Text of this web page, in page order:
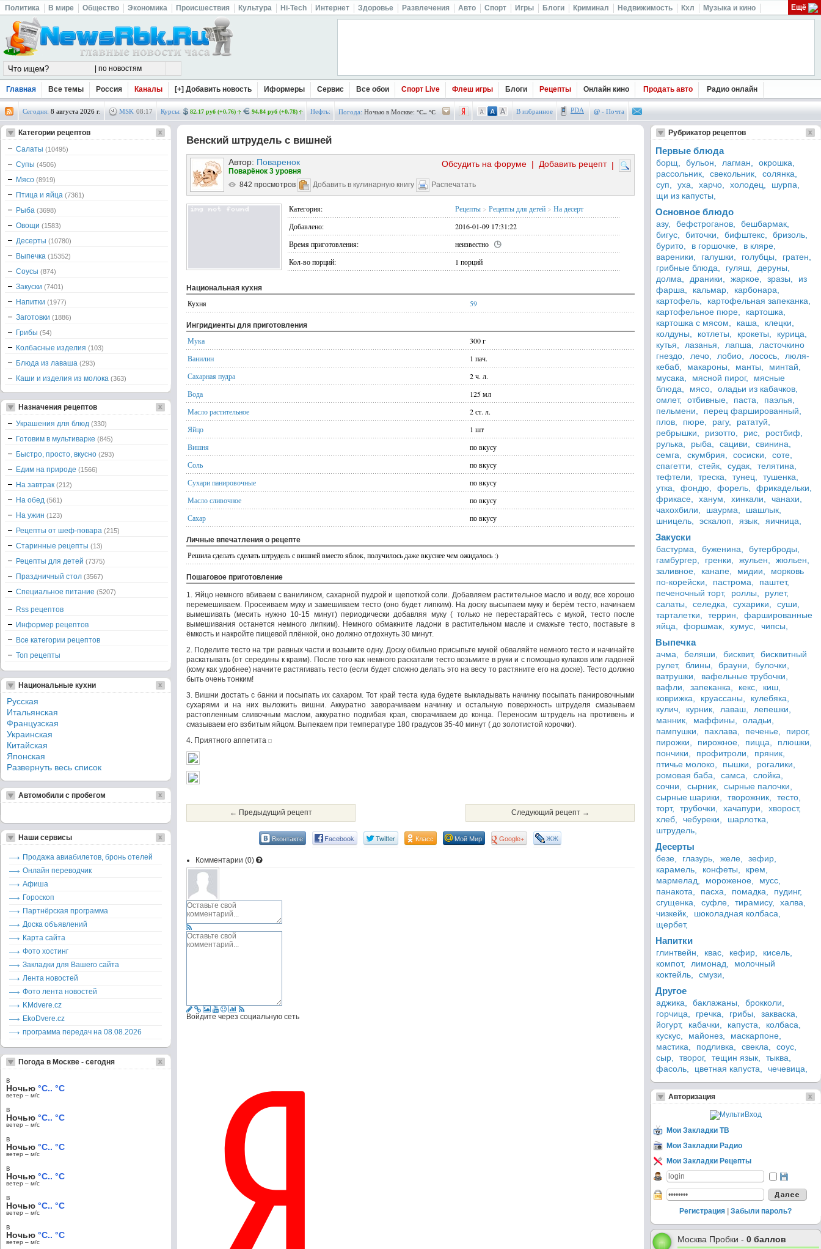
Политика В мире Общество Экономика Происшествия Культура Hi-Tech Интернет Здоровье Развлечения Авто Спорт Игры Блоги Криминал Недвижимость Кхл Музыка и кино Ещё
Главная Все темы Россия Каналы [+] Добавить новость Иформеры Сервис Все обои Спорт Live Флеш игры Блоги Рецепты Онлайн кино Продать авто Радио онлайн
Сегодня: 8 августа 2026 г. MSK 08:17 Курсы: 82.17 руб (+0.76) 94.84 руб (+0.78) Нефть: Погода: Ночью в Москве: °C.. °C В избранное PDA @ - Почта
Венский штрудель с вишней
Автор: Поваренок |
Добавить рецепт
|
Обсудить на форуме
Поварёнок 3 уровня
842 просмотров
Добавить в кулинарную книгу Распечатать
Категория: Рецепты > Рецепты для детей > На десерт
Добавлено:
2016-01-09 17:31:22
Время приготовления:
неизвестно
Кол-во порций:
1 порций
Национальная кухня
Кухня 59
Ингридиенты для приготовления
Мука
300 г
Ванилин
1 пач.
Сахарная пудра
2 ч. л.
Вода
125 мл
Масло растительное
2 ст. л.
Яйцо
1 шт
Вишня
по вкусу
Соль
по вкусу
Сухари панировочные
по вкусу
Масло сливочное
по вкусу
Сахар
по вкусу
Личные впечатления о рецепте
Решила сделать сделать штрудель с вишней вместо яблок, получилось даже вкуснее чем ожидалось :)
Пошаговое приготовление
1. Яйцо немного вбиваем с ванилином, сахарной пудрой и щепоткой соли. Добавляем растительное масло и воду, все хорошо
перемешиваем. Просеиваем муку и замешиваем тесто (оно будет липким). На доску высыпаем муку и берём тесто, начинаем
вымешивать (месить нужно 10-15 минут) периодически добавляя муку ( только не перестарайтесь с мукой, тесто после
вымешивания останется немного липким). Немного обмакните ладони в растительном масле и смажьте тесто, поставьте в
ёмкость и накройте пищевой плёнкой, оно должно отдохнуть 30 минут.
2. Поделите тесто на три равных части и возьмите одну. Доску обильно присыпьте мукой обваляйте немного тесто и начинайте
раскатывать (от середины к краям). После того как немного раскатали тесто возьмите в руки и с помощью кулаков или ладоней
(кому как удобнее) начните растягивать тесто (если будет сложно делать это на весу то растяните его на доске). Тесто должно
быть очень тонким!
3. Вишни достать с банки и посыпать их сахаром. Тот край теста куда будете выкладывать начинку посыпать панировочными
сухарями и на них выложить вишни. Аккуратно заворачиваем начинку и остальную поверхность штруделя смазываем
растопленным сливочным маслом, аккуратно подгибая края, сворачиваем до конца. Переносим штрудель на противень и
смазываем его взбитым яйцом. Выпекаем при температуре 180 градусов 35-40 минут ( до золотистой корочки).
4. Приятного аппетита
← Предыдущий рецепт Следующий рецепт →
Вконтакте Facebook Twitter Класс Мой Мир Google+ ЖЖ
Комментарии (0)
Войдите через социальную сеть
Категории рецептов
Салаты (10495)
Супы (4506)
Мясо (8919)
Птица и яйца (7361)
Рыба (3698)
Овощи (1583)
Десерты (10780)
Выпечка (15352)
Соусы (874)
Закуски (7401)
Напитки (1977)
Заготовки (1886)
Грибы (54)
Колбасные изделия (103)
Блюда из лаваша (293)
Каши и изделия из молока (363)
Назначения рецептов
Украшения для блюд (330)
Готовим в мультиварке (845)
Быстро, просто, вкусно (293)
Едим на природе (1566)
На завтрак (212)
На обед (561)
На ужин (123)
Рецепты от шеф-повара (215)
Старинные рецепты (13)
Рецепты для детей (7375)
Праздничный стол (3567)
Специальное питание (5207)
Rss рецептов
Информер рецептов
Все категории рецептов
Топ рецепты
Национальные кухни
Русская
Итальянская
Французская
Украинская
Китайская
Японская
Развернуть весь список
Автомобили с пробегом
Наши сервисы
Продажа авиабилетов, бронь отелей
Онлайн переводчик
Афиша
Гороскоп
Партнёрская программа
Доска объявлений
Карта сайта
Фото хостинг
Закладки для Вашего сайта
Лента новостей
Фото лента новостей
KMdvere.cz
EkoDvere.cz
программа передач на 08.08.2026
Погода в Москве - сегодня
в
Ночью °C.. °C
ветер – м/c
в
Ночью °C.. °C
ветер – м/c
в
Ночью °C.. °C
ветер – м/c
в
Ночью °C.. °C
ветер – м/c
в
Ночью °C.. °C
ветер – м/c
в
Ночью °C.. °C
ветер – м/c
Рубрикатор рецептов
Первые блюда
борщ, бульон, лагман,
окрошка,
рассольник,
свекольник,
солянка,
суп,
уха, харчо, холодец,
шурпа,
щи из капусты,
Основное блюдо
азу, бефстроганов,
бешбармак,
бигус,
биточки, бифштекс,
бризоль,
бурито,
в горшочке,
в кляре,
вареники,
галушки, голубцы,
гратен,
грибные блюда,
гуляш,
деруны,
долма,
драники, жаркое, зразы,
из
фарша,
кальмар,
карбонара,
картофель,
картофельная запеканка,
картофельное пюре,
картошка,
картошка с мясом,
каша,
клецки,
колдуны,
котлеты, крокеты,
курица,
кутья,
лазанья, лапша,
ласточкино
гнездо,
лечо, лобио, лосось,
люля-
кебаб,
макароны, манты,
минтай,
мусака,
мясной пирог,
мясные
блюда,
мясо,
оладьи из кабачков,
омлет,
отбивные, паста,
паэлья,
пельмени,
перец фаршированный,
плов,
пюре, рагу,
рататуй,
ребрышки,
ризотто, рис,
ростбиф,
рулька,
рыба, сациви,
свинина,
семга,
скумбрия, сосиски,
соте,
спагетти,
стейк, судак,
телятина,
тефтели,
треска, тунец,
тушенка,
утка,
фондю, форель,
фрикадельки,
фрикасе,
ханум, хинкали,
чанахи,
чахохбили,
шаурма,
шашлык,
шницель,
эскалоп, язык, яичница,
Закуски
бастурма, буженина,
бутерброды,
гамбургер,
гренки, жульен,
жюльен,
заливное,
канапе, мидии,
морковь
по-корейски,
пастрома,
паштет,
печеночный торт,
роллы,
рулет,
салаты,
селедка, сухарики,
суши,
тарталетки,
террин,
фаршированные
яйца,
форшмак, хумус, чипсы,
Выпечка
ачма, беляши, бисквит,
бисквитный
рулет,
блины, брауни,
булочки,
ватрушки,
вафельные трубочки,
вафли,
запеканка, кекс,
киш,
коврижка,
круассаны,
кулебяка,
кулич,
курник, лаваш,
лепешки,
манник,
маффины,
оладьи,
пампушки,
пахлава, печенье,
пирог,
пирожки,
пирожное, пицца,
плюшки,
пончики,
профитроли,
пряник,
птичье молоко,
пышки,
рогалики,
ромовая баба,
самса,
слойка,
сочни,
сырник,
сырные палочки,
сырные шарики,
творожник,
тесто,
торт,
трубочки, хачапури,
хворост,
хлеб,
чебуреки,
шарлотка,
штрудель,
Десерты
безе, глазурь, желе,
зефир,
карамель,
конфеты,
крем,
мармелад,
мороженое,
мусс,
панакота,
пасха, помадка,
пудинг,
сгущенка,
суфле, тирамису,
халва,
чизкейк,
шоколадная колбаса,
щербет,
Напитки
глинтвейн, квас, кефир,
кисель,
компот,
лимонад,
молочный
коктейль,
смузи,
Другое
аджика, баклажаны,
брокколи,
горчица,
гречка, грибы,
закваска,
йогурт,
кабачки, капуста,
колбаса,
кускус,
майонез,
маскарпоне,
мастика,
подливка, свекла,
соус,
сыр,
творог, тещин язык,
тыква,
фасоль,
цветная капуста, чечевица,
Авторизация
Мои Закладки ТВ
Мои Закладки Радио
Мои Закладки Рецепты
Регистрация Забыли пароль?
Москва Пробки - 0 баллов